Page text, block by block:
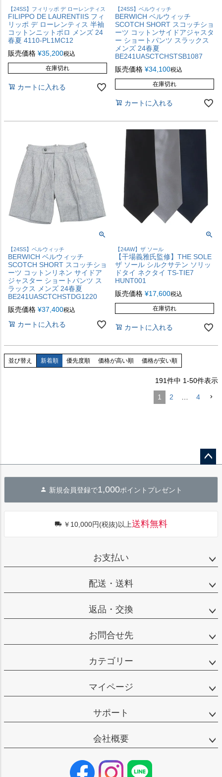
【24SS】フィリッポ デ ローレンティス
FILIPPO DE LAURENTIIS フィ
リッポ デ ローレンティス 半袖
コットンニットポロ メンズ 24
春夏 4110-PL1MC12
販売価格 ¥35,200税込
在庫切れ
カートに入れる
【24SS】ベルウィッチ
BERWICH ベルウィッチ
SCOTCH SHORT スコッチショ
ーツ コットンサイドアジャスタ
ー ショートパンツ スラックス
メンズ 24春夏
BE241UASCTCHSTSB1087
販売価格 ¥34,100税込
在庫切れ
カートに入れる
【24SS】ベルウィッチ
BERWICH ベルウィッチ
SCOTCH SHORT スコッチショ
ーツ コットンリネン サイドア
ジャスター ショートパンツ ス
ラックス メンズ 24春夏
BE241UASCTCHSTDG1220
販売価格 ¥37,400税込
カートに入れる
【24AW】ザ ソール
【干場義雅氏監修】THE SOLE
ザ ソール シルクサテン ソリッ
ドタイ ネクタイ TS-TIE7
HUNT001
販売価格 ¥17,600税込
在庫切れ
カートに入れる
並び替え 新着順 優先度順 価格が高い順 価格が安い順
191件中 1-50件表示
1 2 4
へ
新規会員登録で1,000ポイントプレゼント
￥10,000円(税抜)以上送料無料
お支払い
配送・送料
返品・交換
お問合せ先
カテゴリー
マイページ
サポート
会社概要